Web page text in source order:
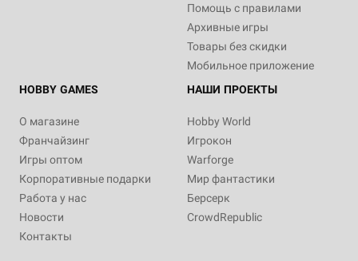
Помощь с правилами
Архивные игры
Товары без скидки
Мобильное приложение
HOBBY GAMES
О магазине
Франчайзинг
Игры оптом
Корпоративные подарки
Работа у нас
Новости
Контакты
НАШИ ПРОЕКТЫ
Hobby World
Игрокон
Warforge
Мир фантастики
Берсерк
CrowdRepublic